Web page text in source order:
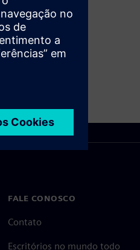
FALE CONOSCO
Contato
Escritórios no mundo todo